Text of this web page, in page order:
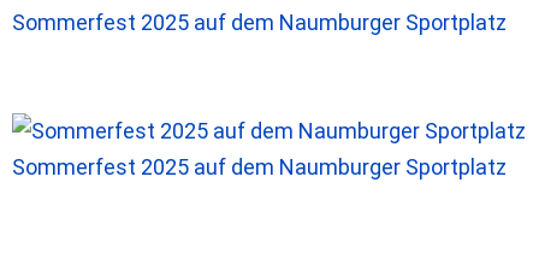
Sommerfest 2025 auf dem Naumburger Sportplatz
Sommerfest 2025 auf dem Naumburger Sportplatz